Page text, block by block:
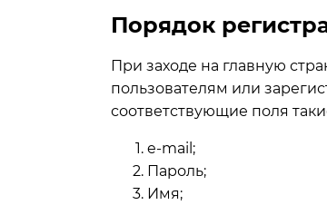
Порядок
При заходе на главную
пользователям или
соответствующие поля
e-mail;
Пароль;
Имя;